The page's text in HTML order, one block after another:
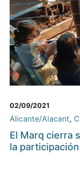
02/09/2021
Alicante/Alacant,
El Marq cierra
la